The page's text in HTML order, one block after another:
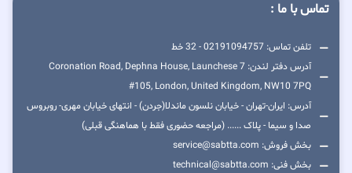
تماس با ما :
تلفن تماس: 02191094757 - 32 خط
آدرس دفتر لندن: 7 Coronation Road, Dephna House, Launchese
#105, London, United Kingdom, NW10 7PQ
آدرس: ایران-تهران - خیابان نلسون ماندلا(جردن) - انتهای خیابان مهری- روبروس
صدا و سیما - پلاک ...... (مراجعه حضوری فقط با هماهنگی قبلی)
بخش فروش: service@sabtta.com
بخش فنی: technical@sabtta.com